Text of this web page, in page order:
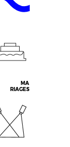
MA
RIAGES